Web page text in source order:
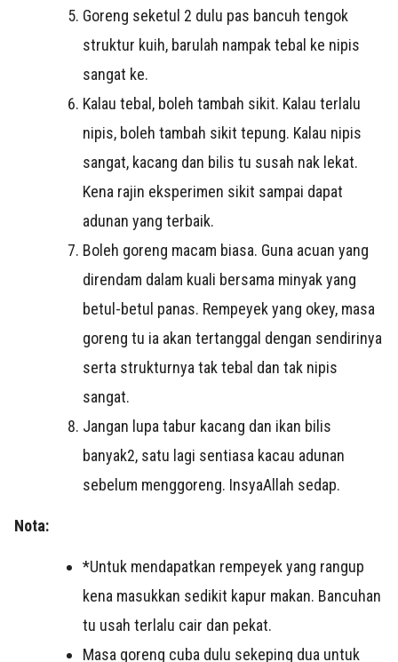
Goreng seketul 2 dulu pas bancuh tengok
struktur kuih, barulah nampak tebal ke nipis
sangat ke.
Kalau tebal, boleh tambah sikit. Kalau terlalu
nipis, boleh tambah sikit tepung. Kalau nipis
sangat, kacang dan bilis tu susah nak lekat.
Kena rajin eksperimen sikit sampai dapat
adunan yang terbaik.
Boleh goreng macam biasa. Guna acuan yang
direndam dalam kuali bersama minyak yang
betul-betul panas. Rempeyek yang okey, masa
goreng tu ia akan tertanggal dengan sendirinya
serta strukturnya tak tebal dan tak nipis
sangat.
Jangan lupa tabur kacang dan ikan bilis
banyak2, satu lagi sentiasa kacau adunan
sebelum menggoreng. InsyaAllah sedap.
Nota:
*Untuk mendapatkan rempeyek yang rangup
kena masukkan sedikit kapur makan. Bancuhan
tu usah terlalu cair dan pekat.
Masa goreng cuba dulu sekeping dua untuk